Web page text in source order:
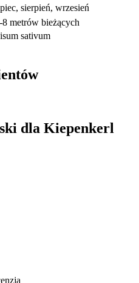
sierpień, wrzesień
8 metrów bieżących
sativum
dla Kiepenkerl